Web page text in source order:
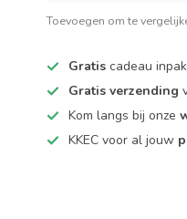
Toevoegen om te
Gratis cadeau
Gratis verzending
Kom langs bij onze
KKEC voor al jouw